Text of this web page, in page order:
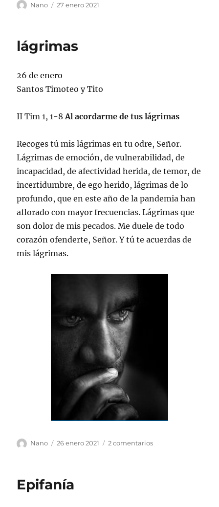
Autor
Nano
Publicado
27 enero 2021
lágrimas
26 de enero
Santos Timoteo y Tito
II Tim 1, 1-8Al acordarme de tus lágrimas
Recoges tú mis lágrimas en tu odre, Señor.
Lágrimas de emoción, de vulnerabilidad, de
incapacidad, de afectividad herida, de temor, de
incertidumbre, de ego herido, lágrimas de lo
profundo, que en este año de la pandemia han
aflorado con mayor frecuencias. Lágrimas que
son dolor de mis pecados. Me duele de todo
corazón ofenderte, Señor. Y tú te acuerdas de
mis lágrimas.
Autor
Nano
Publicado
26 enero 2021 2 comentariosen
Epifanía